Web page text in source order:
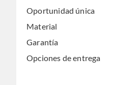
Oportunidad única
Material
Garantía
Opciones de entrega